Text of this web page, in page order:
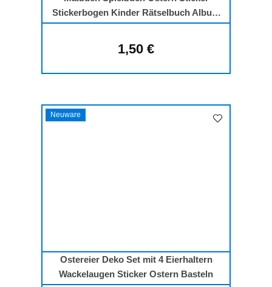
Stickerbogen Kinder Rätselbuch Album
Pâques Pasen
Regulärer Preis:
1,50 €
Neuware
Ostereier Deko Set mit 4 Eierhaltern
Wackelaugen Sticker Ostern Basteln